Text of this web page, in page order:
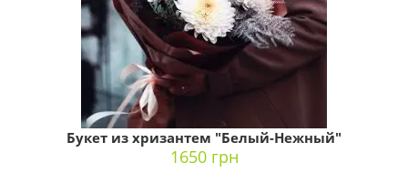
Букет из хризантем "Белый-Нежный"
1650 грн